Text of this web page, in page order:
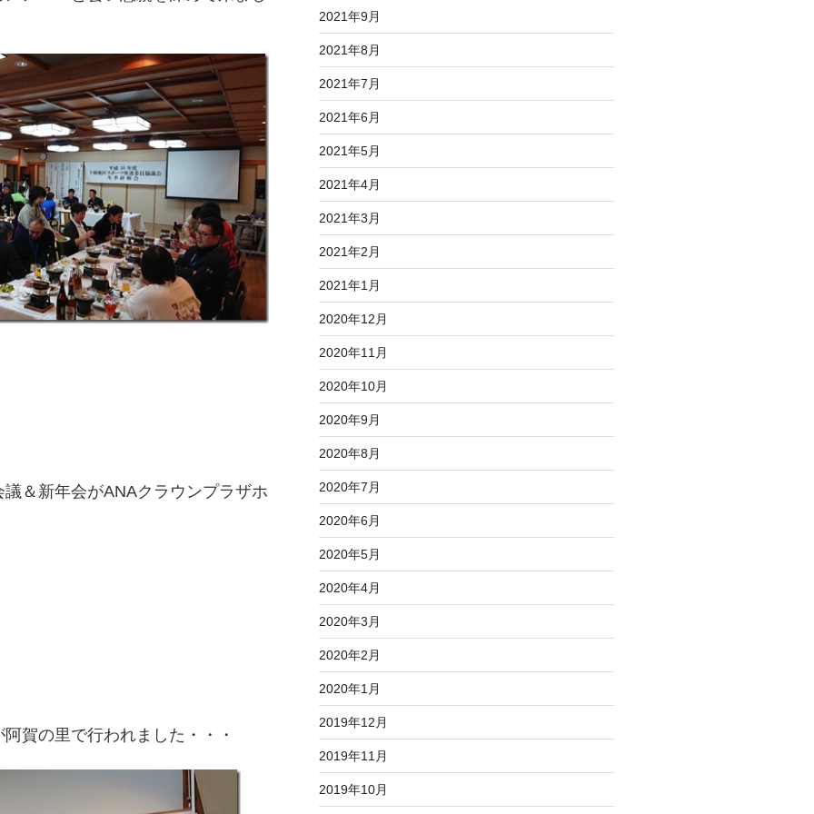
＆新年会がANAクラウンプラザホ
賀の里で行われました・・・
2021年9月
2021年8月
2021年7月
2021年6月
2021年5月
2021年4月
2021年3月
2021年2月
2021年1月
2020年12月
2020年11月
2020年10月
2020年9月
2020年8月
2020年7月
2020年6月
2020年5月
2020年4月
2020年3月
2020年2月
2020年1月
2019年12月
2019年11月
2019年10月